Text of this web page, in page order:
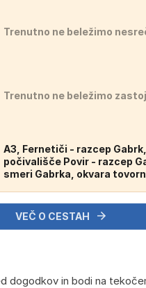
Trenutno ne beležimo
Trenutno ne beležimo
A3, Fernetiči - razcep Gabrk,
počivališče Povir - razcep
smeri Gabrka, okvara
VEČ O CESTAH
dogodkov in bodi na